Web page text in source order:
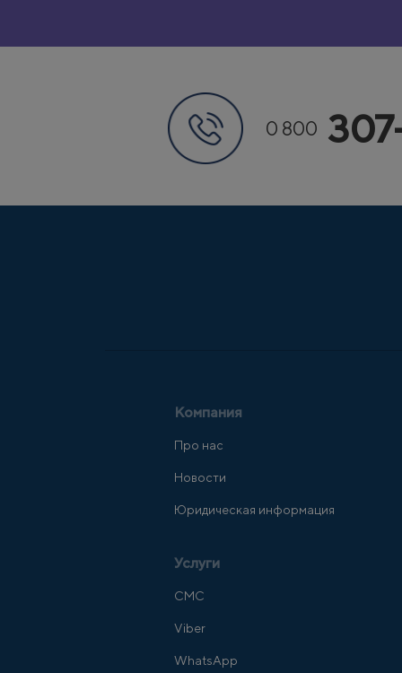
0 800
Компания
Про нас
Новости
Юридическая информация
Услуги
СМС
Viber
WhatsApp